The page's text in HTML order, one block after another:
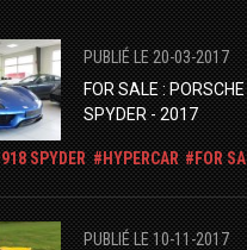
PUBLIÉ LE 20-03-2017
FOR SALE :
SPYDER - 2017
918 SPYDER HYPERCAR FOR
PUBLIÉ LE 10-11-2017